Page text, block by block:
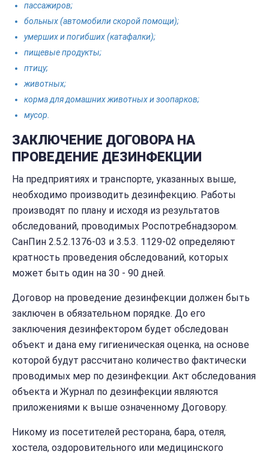
пассажиров;
больных (автомобили скорой помощи);
умерших и погибших (катафалки);
пищевые продукты;
птицу;
животных;
корма для домашних животных и зоопарков;
мусор.
ЗАКЛЮЧЕНИЕ ДОГОВОРА НА
ПРОВЕДЕНИЕ ДЕЗИНФЕКЦИИ
На предприятиях и транспорте, указанных выше,
необходимо производить дезинфекцию. Работы
производят по плану и исходя из результатов
обследований, проводимых Роспотребнадзором.
СанПин 2.5.2.1376-03 и 3.5.3. 1129-02 определяют
кратность проведения обследований, которых
может быть один на 30 - 90 дней.
Договор на проведение дезинфекции должен быть
заключен в обязательном порядке. До его
заключения дезинфектором будет обследован
объект и дана ему гигиеническая оценка, на основе
которой будут рассчитано количество фактически
проводимых мер по дезинфекции. Акт обследования
объекта и Журнал по дезинфекции являются
приложениями к выше означенному Договору.
Никому из посетителей ресторана, бара, отеля,
хостела, оздоровительного или медицинского